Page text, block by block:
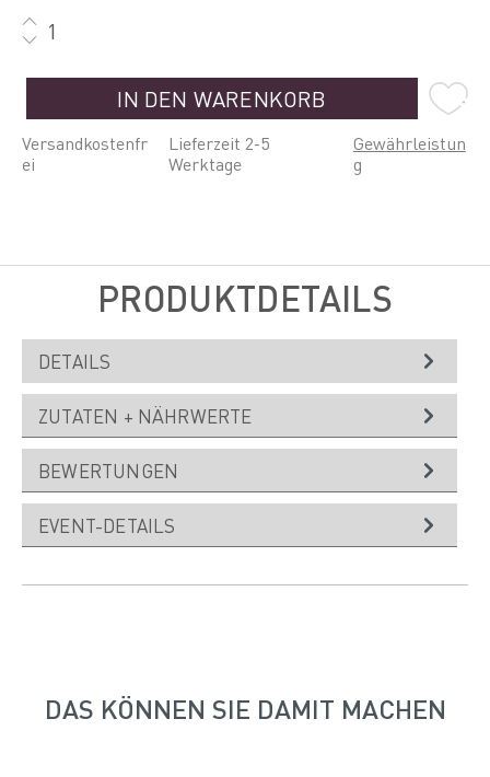
18.09.26, 11:00 - 12:00
Ausreichend Plätze vorhanden
Ausreichend Plätze vorhanden
IN DEN WARENKORB
Versandkostenfr
ei
Lieferzeit 2-5
Werktage
Gewährleistun
g
PRODUKTDETAILS
DETAILS
ZUTATEN + NÄHRWERTE
BEWERTUNGEN
EVENT-DETAILS
DAS KÖNNEN SIE DAMIT MACHEN